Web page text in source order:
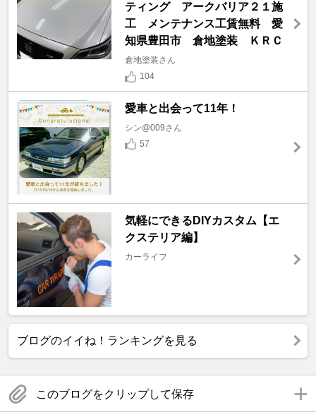
ティング アークバリア２１施
工 メンテナンス工賃無料 愛
知県豊田市 倉地塗装 ＫＲＣ
倉地塗装さん
104
愛車と出会って11年！
シン@009さん
57
気軽にできるDIYカスタム【エ
クステリア編】
カーライフ
ブログのイイね！ランキングを見る
このブログをクリップして保存